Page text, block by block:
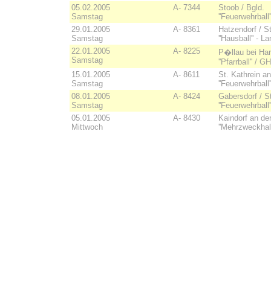
05.02.2005
Samstag
A- 7344
Stoob / Bgld.
29.01.2005
Samstag
A- 8361
Hatzendorf /
''Hausball'' -
22.01.2005
Samstag
A- 8225
P�llau bei
''Pfarrball'' /
15.01.2005
Samstag
A- 8611
St. Kathrein
08.01.2005
Samstag
A- 8424
Gabersdorf /
05.01.2005
Mittwoch
A- 8430
Kaindorf an